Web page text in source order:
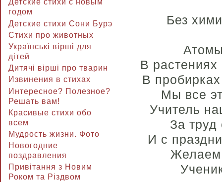
Детские стихи с новым
годом
Детские стихи Сони Бурэ
Стихи про животных
Українські вірші для
дітей
Дитячі вірші про тварин
Извинения в стихах
Интересное? Полезное?
Решать вам!
Красивые стихи обо
всем
Мудрость жизни. Фото
Новогодние
поздравления
Привітання з Новим
Роком та Різдвом
Без
В растениях
В
Мы все
Учитель
За труд
И с
Желаем